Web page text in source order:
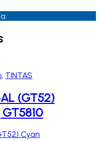
, TINTAS
(GT52)